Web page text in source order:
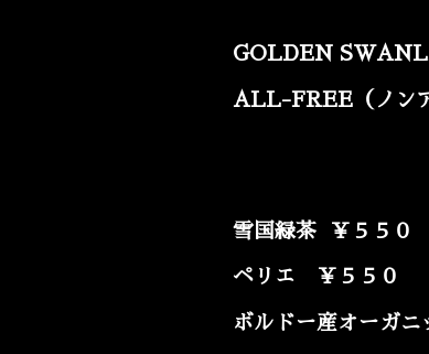
GOLDEN
ALL-FREE（ノン
雪国緑茶 ￥５５０
ペリエ ￥５５０
ボルドー産オーガニ